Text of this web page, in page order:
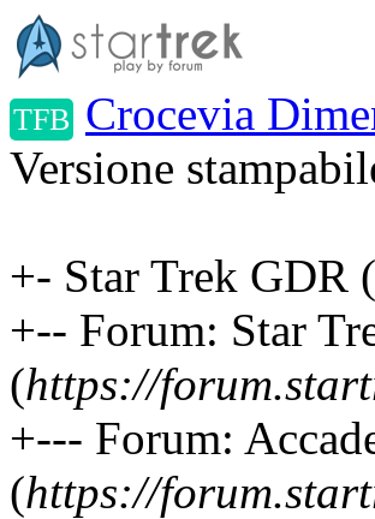
TFB Crocevia
Versione
+- Star Trek GDR (
+-- Forum: Star
(https://
+--- Forum:
(https://